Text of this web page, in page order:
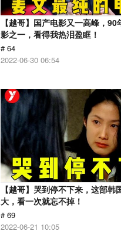
【越哥】国产电影又一高峰，
影之一，看得我热泪盈眶！
# 64
2022-06-30 06:54
【越哥】哭到停不下来，这部韩
大，看一次就忘不掉！
# 69
2022-06-21 10:05